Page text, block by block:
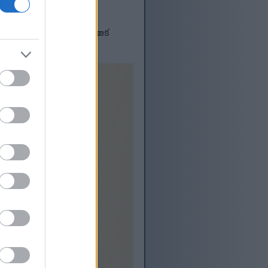
మరియు
పెంచడానికి అరుగూలా ఒక